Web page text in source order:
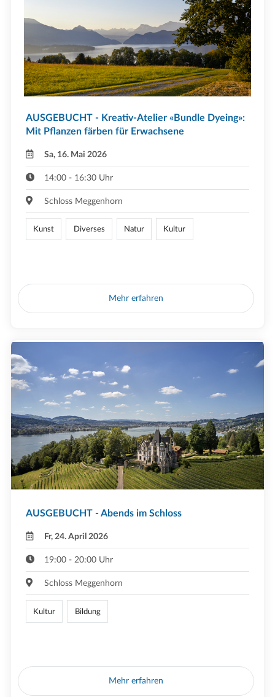
AUSGEBUCHT - Kreativ-Atelier «Bundle Dyeing»:
Mit Pflanzen färben für Erwachsene
Sa, 16. Mai 2026
14:00 - 16:30 Uhr
Schloss Meggenhorn
Kunst Diverses Natur Kultur
Mehr erfahren
AUSGEBUCHT - Abends im Schloss
Fr, 24. April 2026
19:00 - 20:00 Uhr
Schloss Meggenhorn
Kultur Bildung
Mehr erfahren